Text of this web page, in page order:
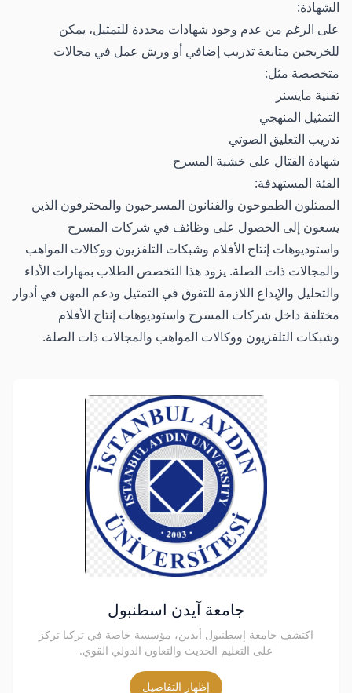
الشهادة:
على الرغم من عدم وجود شهادات محددة للتمثيل، يمكن
للخريجين متابعة تدريب إضافي أو ورش عمل في مجالات
متخصصة مثل:
تقنية مايسنر
التمثيل المنهجي
تدريب التعليق الصوتي
شهادة القتال على خشبة المسرح
الفئة المستهدفة:
الممثلون الطموحون والفنانون المسرحيون والمحترفون الذين
يسعون إلى الحصول على وظائف في شركات المسرح
واستوديوهات إنتاج الأفلام وشبكات التلفزيون ووكالات المواهب
والمجالات ذات الصلة. يزود هذا التخصص الطلاب بمهارات الأداء
والتحليل والإبداع اللازمة للتفوق في التمثيل ودعم المهن في أدوار
مختلفة داخل شركات المسرح واستوديوهات إنتاج الأفلام
وشبكات التلفزيون ووكالات المواهب والمجالات ذات الصلة.
جامعة آيدن اسطنبول
اكتشف جامعة إسطنبول أيدين، مؤسسة خاصة في تركيا تركز
على التعليم الحديث والتعاون الدولي القوي.
إظهار التفاصيل